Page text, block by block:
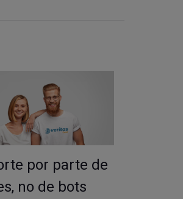
por parte de
no de bots